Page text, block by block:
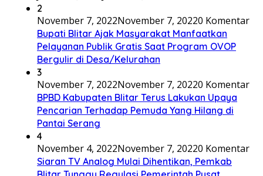
2
November 7, 2022November 7, 20220 Komentar
Bupati Blitar Ajak Masyarakat Manfaatkan
Pelayanan Publik Gratis Saat Program OVOP
Bergulir di Desa/Kelurahan
3
November 7, 2022November 7, 20220 Komentar
BPBD Kabupaten Blitar Terus Lakukan Upaya
Pencarian Terhadap Pemuda Yang Hilang di
Pantai Serang
4
November 4, 2022November 7, 20220 Komentar
Siaran TV Analog Mulai Dihentikan, Pemkab